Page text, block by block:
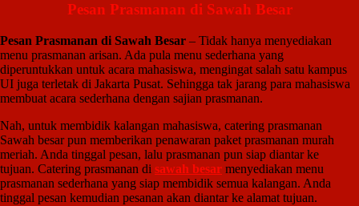
Pesan Prasmanan di Sawah Besar
Pesan Prasmanan di Sawah Besar – Tidak hanya menyediakan
menu prasmanan arisan. Ada pula menu sederhana yang
diperuntukkan untuk acara mahasiswa, mengingat salah satu kampus
UI juga terletak di Jakarta Pusat. Sehingga tak jarang para mahasiswa
membuat acara sederhana dengan sajian prasmanan.
Nah, untuk membidik kalangan mahasiswa, catering prasmanan
Sawah besar pun memberikan penawaran paket prasmanan murah
meriah. Anda tinggal pesan, lalu prasmanan pun siap diantar ke
tujuan. Catering prasmanan di sawah besar menyediakan menu
prasmanan sederhana yang siap membidik semua kalangan. Anda
tinggal pesan kemudian pesanan akan diantar ke alamat tujuan.